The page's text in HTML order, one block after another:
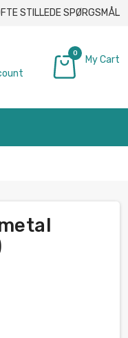
STILLEDE SPØRGSMÅL
0
My Cart